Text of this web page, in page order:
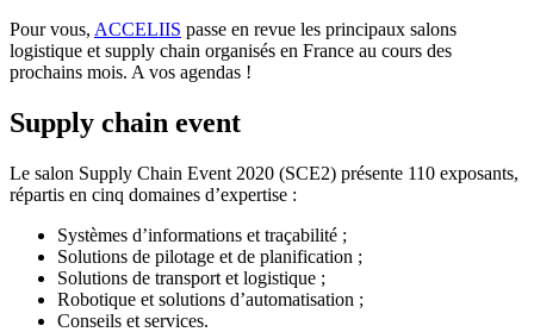
Pour vous, ACCELIIS passe en revue les principaux salons
logistique et supply chain organisés en France au cours des
prochains mois. A vos agendas !
Supply chain event
Le salon Supply Chain Event 2020 (SCE2) présente 110 exposants,
répartis en cinq domaines d’expertise :
Systèmes d’informations et traçabilité ;
Solutions de pilotage et de planification ;
Solutions de transport et logistique ;
Robotique et solutions d’automatisation ;
Conseils et services.